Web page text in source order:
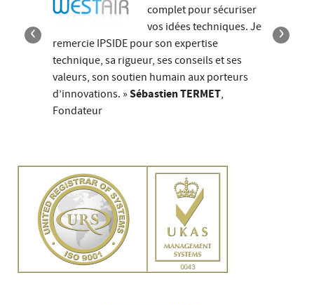
complet pour sécuriser
vos idées techniques. Je
remercie IPSIDE pour son expertise
technique, sa rigueur, ses conseils et ses
valeurs, son soutien humain aux porteurs
d’innovations. » Sébastien TERMET,
Fondateur
›
‹